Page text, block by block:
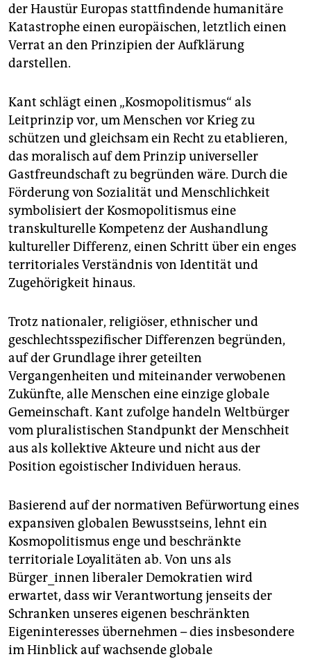
der Haustür Europas stattfindende humanitäre
Katastrophe einen europäischen, letztlich einen
Verrat an den Prinzipien der Aufklärung
darstellen.
Kant schlägt einen „Kosmopolitismus“ als
Leitprinzip vor, um Menschen vor Krieg zu
schützen und gleichsam ein Recht zu etablieren,
das moralisch auf dem Prinzip universeller
Gastfreundschaft zu begründen wäre. Durch die
Förderung von Sozialität und Menschlichkeit
symbolisiert der Kosmopolitismus eine
transkulturelle Kompetenz der Aushandlung
kultureller Differenz, einen Schritt über ein enges
territoriales Verständnis von Identität und
Zugehörigkeit hinaus.
Trotz nationaler, religiöser, ethnischer und
geschlechtsspezifischer Differenzen begründen,
auf der Grundlage ihrer geteilten
Vergangenheiten und miteinander verwobenen
Zukünfte, alle Menschen eine einzige globale
Gemeinschaft. Kant zufolge handeln Weltbürger
vom pluralistischen Standpunkt der Menschheit
aus als kollektive Akteure und nicht aus der
Position egoistischer Individuen heraus.
Basierend auf der normativen Befürwortung eines
expansiven globalen Bewusstseins, lehnt ein
Kosmopolitismus enge und beschränkte
territoriale Loyalitäten ab. Von uns als
Bürger_innen liberaler Demokratien wird
erwartet, dass wir Verantwortung jenseits der
Schranken unseres eigenen beschränkten
Eigeninteresses übernehmen – dies insbesondere
im Hinblick auf wachsende globale